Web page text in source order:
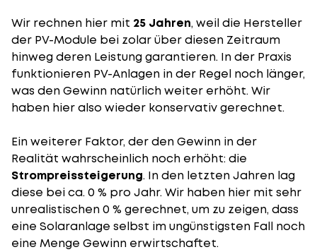
Wir rechnen hier mit 25 Jahren, weil die Hersteller
der PV-Module bei zolar über diesen Zeitraum
hinweg deren Leistung garantieren. In der Praxis
funktionieren PV-Anlagen in der Regel noch länger,
was den Gewinn natürlich weiter erhöht. Wir
haben hier also wieder konservativ gerechnet.
Ein weiterer Faktor, der den Gewinn in der
Realität wahrscheinlich noch erhöht: die
Strompreissteigerung. In den letzten Jahren lag
diese bei ca. 0 % pro Jahr. Wir haben hier mit sehr
unrealistischen 0 % gerechnet, um zu zeigen, dass
eine Solaranlage selbst im ungünstigsten Fall noch
eine Menge Gewinn erwirtschaftet.